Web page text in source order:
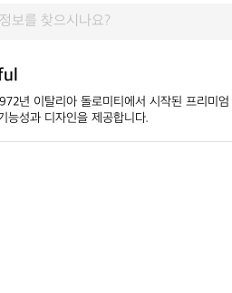
년 이탈리아 돌로미티에서 시작된 프리미
능성과 디자인을 제공합니다.